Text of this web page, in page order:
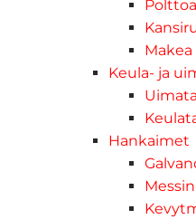
Makea
Keula- ja
Hankaimet